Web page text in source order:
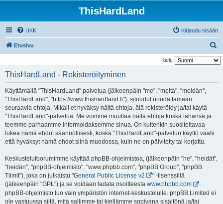
ThisHardLand
UKK Kirjaudu sisään
Etusivu
t
Kieli:
ThisHardLand - Rekisteröityminen
Käyttämällä "ThisHardLand" palvelua (jälkeenpäin "me", "meitä", "meidän",
"ThisHardLand", "https://www.thishardland.fi"), sitoudut noudattamaan
seuraavia ehtoja. Mikäli et hyväksy näitä ehtoja, älä rekisteröidy ja/tai käytä
"ThisHardLand"-palvelua. Me voimme muuttaa näitä ehtoja koska tahansa ja
teemme parhaamme informoidaksemme sinua. On kuitenkin suositeltavaa
lukea nämä ehdot säännöllisesti, koska "ThisHardLand"-palvelun käyttö vaatii
että hyväksyt nämä ehdot siinä muodossa, kuin ne on päivitetty tai korjattu.
Keskustelufoorumimme käyttää phpBB-ohjelmistoa, (jälkeenpäin "he", "heidät",
"heidän", "phpBB-ohjelmisto", "www.phpbb.com", "phpBB Group", "phpBB
Tiimit"), joka on julkaistu "General Public License v2
" -lisenssillä
(jälkeenpäin "GPL") ja se voidaan ladata osoitteesta www.phpbb.com
.
phpBB-ohjelmisto luo vain ympäristön internet-keskustelulle. phpBB Limited ei
ole vastuussa siitä, mitä sallimme tai kiellämme sopivana sisältönä ja/tai